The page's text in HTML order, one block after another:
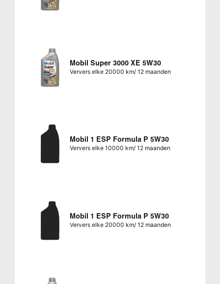
Mobil Super 3000 XE 5W30
Ververs elke 20000 km/ 12 maanden
Mobil 1 ESP Formula P 5W30
Ververs elke 10000 km/ 12 maanden
Mobil 1 ESP Formula P 5W30
Ververs elke 20000 km/ 12 maanden